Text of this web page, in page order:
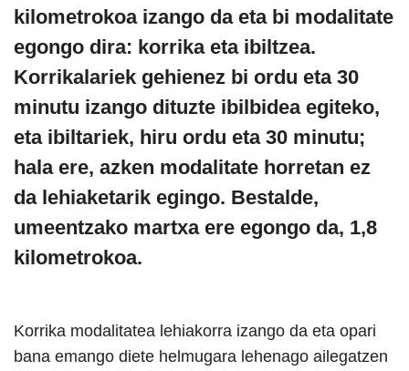
kilometrokoa izango da eta bi modalitate
egongo dira: korrika eta ibiltzea.
Korrikalariek gehienez bi ordu eta 30
minutu izango dituzte ibilbidea egiteko,
eta ibiltariek, hiru ordu eta 30 minutu;
hala ere, azken modalitate horretan ez
da lehiaketarik egingo. Bestalde,
umeentzako martxa ere egongo da, 1,8
kilometrokoa.
Korrika modalitatea lehiakorra izango da eta opari
bana emango diete helmugara lehenago ailegatzen